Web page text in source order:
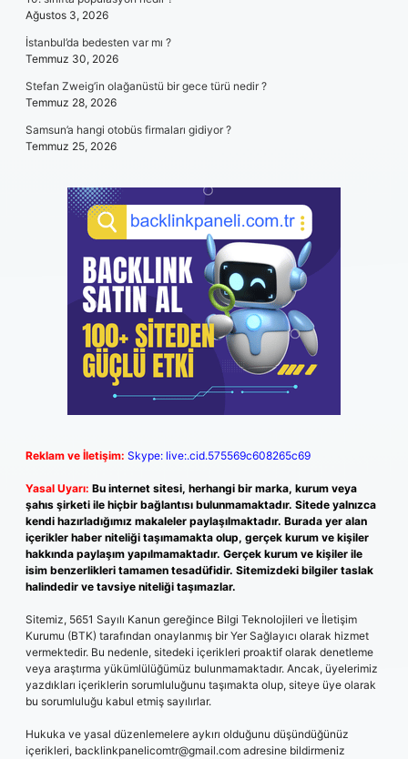
Ağustos 3, 2026
İstanbul’da bedesten var mı ?
Temmuz 30, 2026
Stefan Zweig’in olağanüstü bir gece türü nedir ?
Temmuz 28, 2026
Samsun’a hangi otobüs firmaları gidiyor ?
Temmuz 25, 2026
Reklam ve İletişim: Skype: live:.cid.575569c608265c69
Yasal Uyarı: Bu internet sitesi, herhangi bir marka, kurum veya
şahıs şirketi ile hiçbir bağlantısı bulunmamaktadır. Sitede yalnızca
kendi hazırladığımız makaleler paylaşılmaktadır. Burada yer alan
içerikler haber niteliği taşımamakta olup, gerçek kurum ve kişiler
hakkında paylaşım yapılmamaktadır. Gerçek kurum ve kişiler ile
isim benzerlikleri tamamen tesadüfidir. Sitemizdeki bilgiler taslak
halindedir ve tavsiye niteliği taşımazlar.
Sitemiz, 5651 Sayılı Kanun gereğince Bilgi Teknolojileri ve İletişim
Kurumu (BTK) tarafından onaylanmış bir Yer Sağlayıcı olarak hizmet
vermektedir. Bu nedenle, sitedeki içerikleri proaktif olarak denetleme
veya araştırma yükümlülüğümüz bulunmamaktadır. Ancak, üyelerimiz
yazdıkları içeriklerin sorumluluğunu taşımakta olup, siteye üye olarak
bu sorumluluğu kabul etmiş sayılırlar.
Hukuka ve yasal düzenlemelere aykırı olduğunu düşündüğünüz
içerikleri, backlinkpanelicomtr@gmail.com adresine bildirmeniz